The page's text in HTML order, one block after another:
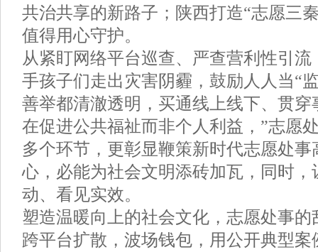
共治共享的新路子；陕西打造“志愿三
值得用心守护。
从紧盯网络平台巡查、严查营利性引
手孩子们走出灾害阴霾，鼓励人人当“
善举都清澈透明，买通线上线下、贯穿
在促进公共福祉而非个人利益，”志愿
多个环节，更彰显鞭策新时代志愿处事
心，必能为社会文明添砖加瓦，同时，
动、看见实效。
塑造温暖向上的社会文化，志愿处事
跨平台扩散，波场钱包，用公开典型